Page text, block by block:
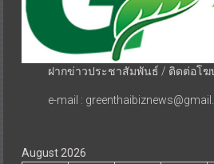
ฝากข่าวประชาสัมพันธ์ / ติดต่อโ
e-mail :
August 2026